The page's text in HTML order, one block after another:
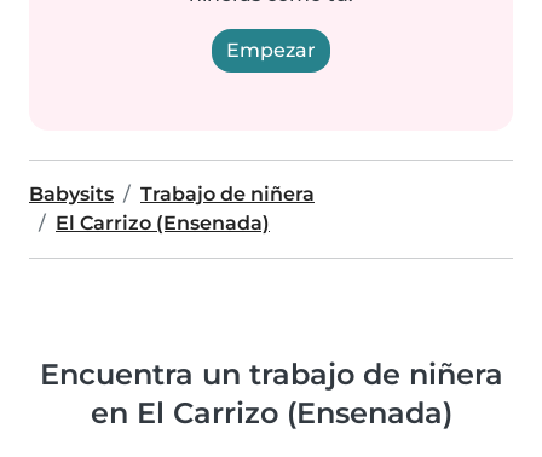
Empezar
Babysits
Trabajo de niñera
El Carrizo (Ensenada)
Encuentra un trabajo de niñera
en El Carrizo (Ensenada)